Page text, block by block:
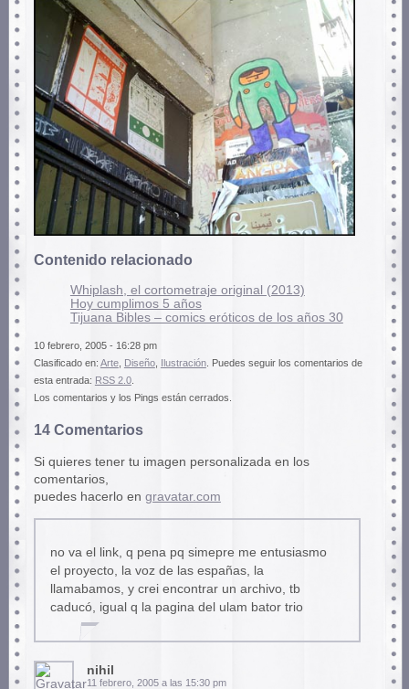
Contenido relacionado
Whiplash, el cortometraje original (2013)
Hoy cumplimos 5 años
Tijuana Bibles – comics eróticos de los años 30
10 febrero, 2005 - 16:28 pm
Clasificado en: Arte, Diseño, Ilustración. Puedes seguir los comentarios de
esta entrada: RSS 2.0.
Los comentarios y los Pings están cerrados.
14 Comentarios
Si quieres tener tu imagen personalizada en los
comentarios,
puedes hacerlo en gravatar.com
no va el link, q pena pq simepre me entusiasmo
el proyecto, la voz de las españas, la
llamabamos, y crei encontrar un archivo, tb
caducó, igual q la pagina del ulam bator trio
nihil
11 febrero, 2005 a las 15:30 pm